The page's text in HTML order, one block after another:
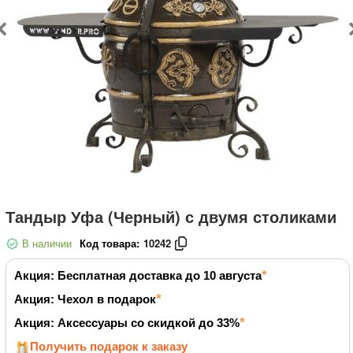
Тандыр Уфа (Черный) с двумя столиками
В наличии Код товара: 10242
Акция: Бесплатная доставка до 10 августа
Акция: Чехол в подарок
Акция: Аксессуары со скидкой до 33%
Получить подарок к заказу